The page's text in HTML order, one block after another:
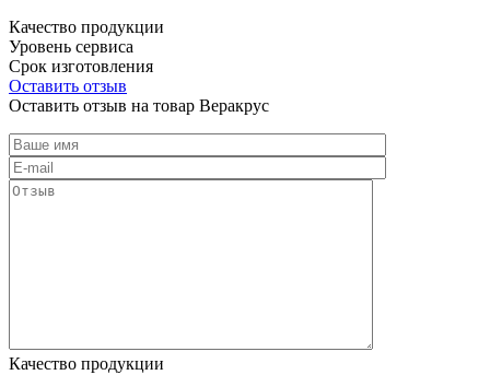
Качество продукции
Уровень сервиса
Срок изготовления
Оставить отзыв
Оставить отзыв на товар Веракрус
Качество продукции